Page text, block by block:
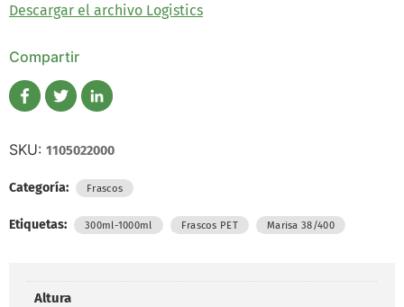
Descargar el archivo Logistics
Compartir
SKU: 1105022000
Categoría: Frascos
Etiquetas: 300ml-1000ml , Frascos PET , Marisa 38/400
Altura